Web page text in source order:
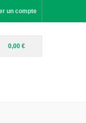
un compte
0,00 €